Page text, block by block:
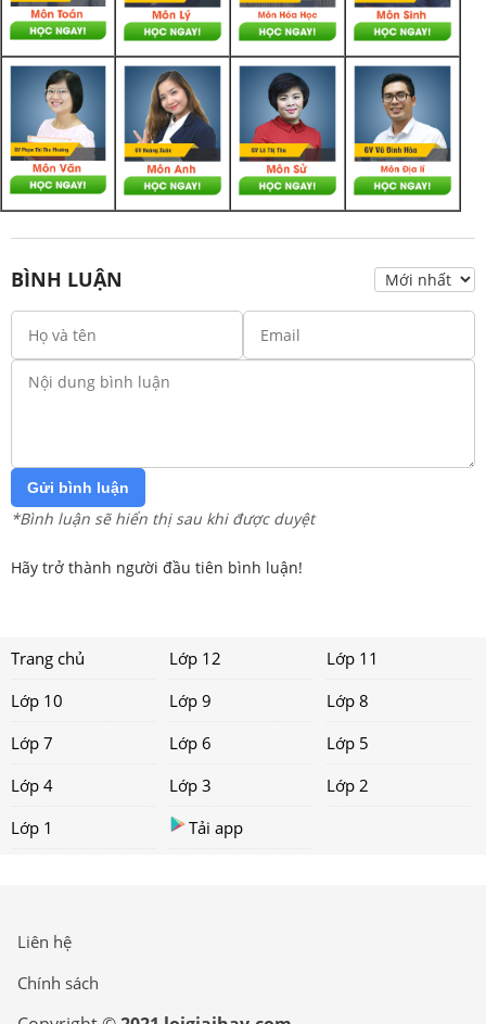
BÌNH LUẬN
Gửi bình luận
*Bình luận sẽ hiển thị sau khi được duyệt
Hãy trở thành người đầu tiên bình luận!
Trang chủ Lớp 12
Lớp 11
Lớp 10
Lớp 9
Lớp 8
Lớp 7
Lớp 6
Lớp 5
Lớp 4
Lớp 3
Lớp 2
Lớp 1
Tải app
Liên hệ
Chính sách